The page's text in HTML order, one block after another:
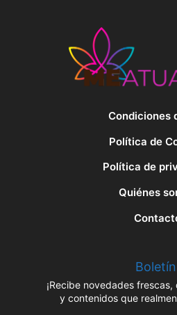
Condiciones
Política de
Política de
Quiénes
Boletín
¡Recibe novedades
y contenidos que